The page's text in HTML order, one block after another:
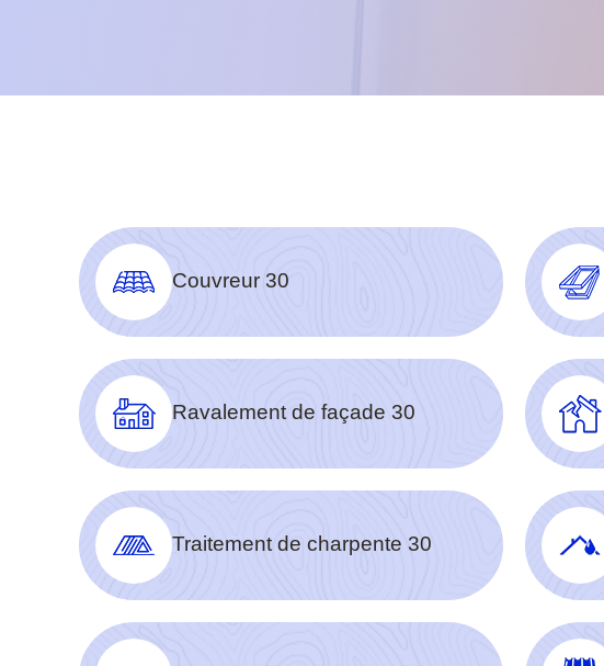
Couvreur 30
Ravalement de façade 30
Traitement de charpente 30